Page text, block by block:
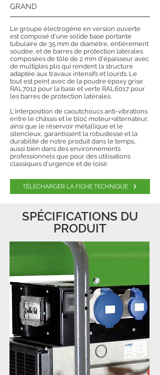
GRAND
Le groupe électrogène en version ouverte
est composé d'une solide base portante
tubulaire de 35 mm de diamètre, entièrement
soudée, et de barres de protection latérales
composées de tôle de 2 mm d'épaisseur avec
de multiples plis qui rendent la structure
adaptée aux travaux intensifs et lourds. Le
tout est peint avec de la poudre époxy grise
RAL7012 pour la base et verte RAL6017 pour
les barres de protection latérales.
L'interposition de caoutchoucs anti-vibrations
entre le châssis et le bloc moteur+alternateur,
ainsi que le réservoir métallique et le
silencieux, garantissent la robustesse et la
durabilité de notre produit dans le temps,
aussi bien dans des environnements
professionnels que pour des utilisations
classiques d'urgence et de loisir.
TÉLÉCHARGER LA FICHE TECHNIQUE
SPÉCIFICATIONS DU
PRODUIT